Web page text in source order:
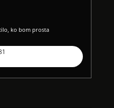
ko bom prosta